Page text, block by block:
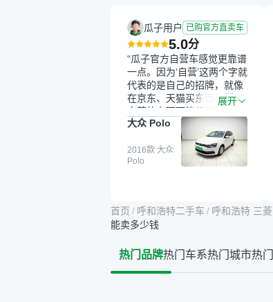
瓜子用户 已购官方直卖车
5.0分
“瓜子官方自营车感觉更靠谱
一点。因为‘自营’这两个字就
代表的是自己的招牌，就像
在京东、天猫买东西一样，
自营的东西可能都要好一
点。就是这种刻板印象吧。
一开始买二手车的时候，我
确实有担心过事故车、泡水
车这些问题。瓜子的检测报
况。我拿到你们的信息之
后，自己又在线上去做了一
台），同时也找了朋友帮忙
线下看车。结果跟你们的报
展开
大众 Polo
2016款 大众
Polo
首页 / 呼和浩特二手车 / 呼和浩特 三
能卖多少钱
热门品牌热门车系热门城市热